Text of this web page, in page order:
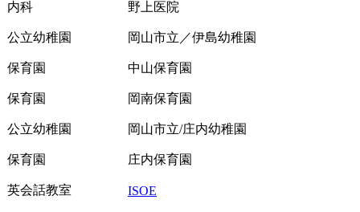
内科 野上医院
公立幼稚園 岡山市立／伊島幼稚園
保育園 中山保育園
保育園 岡南保育園
公立幼稚園 岡山市立/庄内幼稚園
保育園 庄内保育園
英会話教室 ISOE